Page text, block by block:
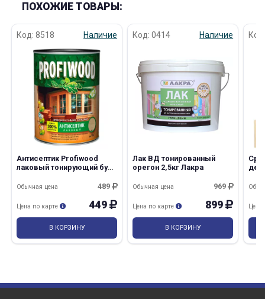
ПОХОЖИЕ ТОВАРЫ:
Код: 8518 Наличие
Антисептик Profiwood
лаковый тонирующий бук
489
Обычная цена
449
Цена по карте
В КОРЗИНУ
Код: 0414 Наличие
Лак ВД тонированный
орегон 2,5кг Лакра
969
Обычная цена
899
Цена по карте
В КОРЗИНУ
Цена